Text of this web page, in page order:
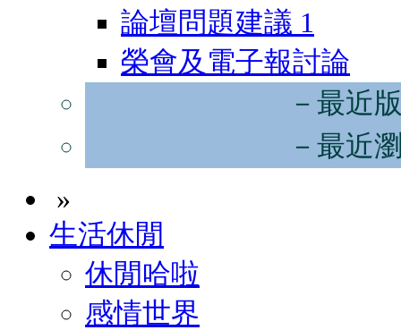
論壇問題建議 1
榮會及電子報討論
－最近
－最近
»
生活休閒
休閒哈啦
感情世界